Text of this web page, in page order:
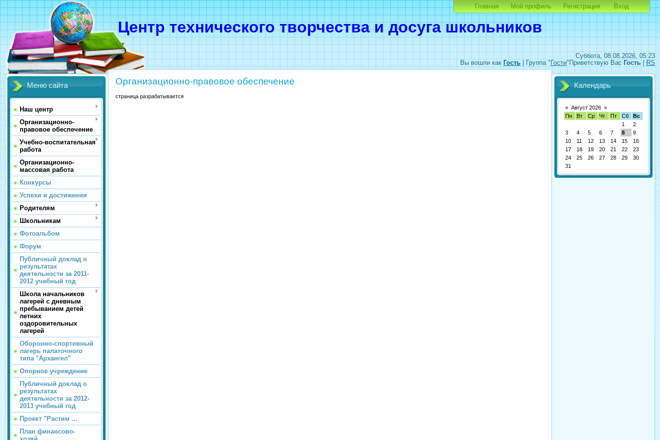
Суббота, 08.08.2026, 05:23
Вы вошли как Гость Группа" Гости" Приветствую Вас Гость RS
Главная Мой профиль Регистрация Вход
Центр технического творчества и досуга школьников
Меню сайта
Наш центр
Организационно-
правовое обеспечение
Учебно-воспитательная
работа
Организационно-
массовая работа
Конкурсы
Успехи и достижения
Родителям
Школьникам
Фотоальбом
Форум
Публичный доклад о
результатах
деятельности за 2011-
2012 учебный год
Школа начальников
лагерей с дневным
пребыванием детей
летних
оздоровительных
лагерей
Оборонно-спортивный
лагерь палаточного
типа "Архангел"
Опорное учреждение
Публичный доклад о
результатах
деятельности за 2012-
2013 учебный год
Проект "Растим ...
План финансово-
Организационно-правовое обеспечение
страница разрабатывается
Календарь
« Август 2026 »
Пн
Вт Ср Чт Пт Сб
Вс
1
2
3
4 5 6 7 8
9
10
11 12 13 14 15
16
17
18 19 20 21 22
23
24
25 26 27 28 29
30
31